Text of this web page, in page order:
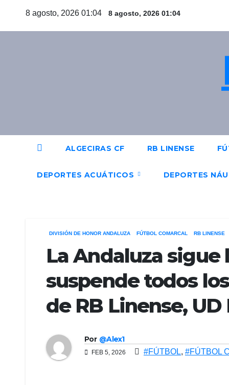
8 agosto, 2026 01:04 8 agosto, 2026 01:04
ALGECIRAS CF RB LINENSE
DEPORTES ACUÁTICOS DEPORTES
DIVISIÓN DE HONOR ANDALUZA FÚTBOL COMARCAL RB LINENSE
La Andaluza sigue
suspende todos
de RB Linense,
Por @Alex1
FEB 5, 2026 #FÚTBOL, #FÚTBOL